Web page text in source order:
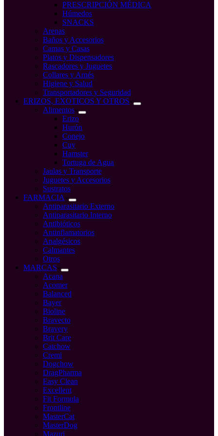
PRESCRIPCIÓN MÉDICA
Húmedos
SNACKS
Arenas
Baños y Accesorios
Camas y Casas
Platos y Dispensadores
Rascadores y Juguetes
Collares y Arnés
Higiene y Salud
Transportadores y Seguridad
ERIZOS, EXOTICOS Y OTROS
Alimentos
Erizo
Hurón
Conejo
Cuy
Hamster
Tortuga de Agua
Jaulas y Transporte
Juguetes y Accesorios
Sustratos
FARMACIA
Antiparasitario Externo
Antiparasitario Interno
Antibióticos
Antinflamatorios
Analgésicos
Calmantes
Otros
MARCAS
Acana
Acomer
Balanced
Bayer
Bioline
Bravecto
Bravery
Brit Care
Catchow
Cremi
Dogchow
DragPharma
Easy Clean
Excellent
Fit Formula
Frontline
MasterCat
MasterDog
Mazuri